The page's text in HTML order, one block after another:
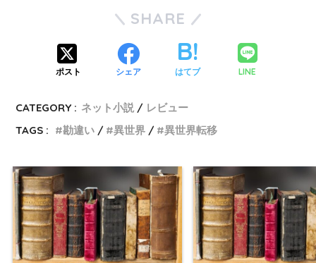
SHARE
ポスト シェア はてブ LINE
CATEGORY : ネット小説
レビュー
TAGS :
勘違い 異世界 異世界転移